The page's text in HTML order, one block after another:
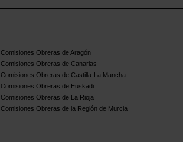
Comisiones Obreras de Aragón
Comisiones Obreras de Canarias
Comisiones Obreras de Castilla-La Mancha
Comisiones Obreras de Euskadi
Comisiones Obreras de La Rioja
Comisiones Obreras de la Región de Murcia